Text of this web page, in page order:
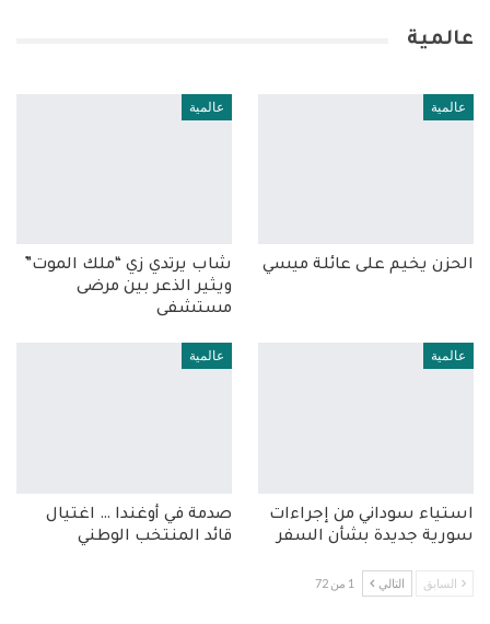
عالمية
عالمية
الحزن يخيم على عائلة ميسي
عالمية
شاب يرتدي زي “ملك الموت”
ويثير الذعر بين مرضى
مستشفى
عالمية
استياء سوداني من إجراءات
سورية جديدة بشأن السفر
عالمية
صدمة في أوغندا … اغتيال
قائد المنتخب الوطني
السابق التالي 1 من 72